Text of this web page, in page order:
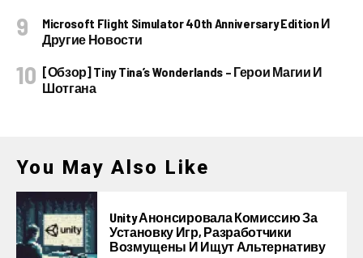
Microsoft Flight Simulator 40th Anniversary Edition И
Другие Новости
[Обзор] Tiny Tina’s Wonderlands – Герои Магии И
Шотгана
You May Also Like
Unity Анонсировала Комиссию За
Установку Игр, Разработчики
Возмущены И Ищут Альтернативу